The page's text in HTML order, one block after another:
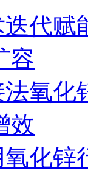
代赋
容
法氧化
效
化锌